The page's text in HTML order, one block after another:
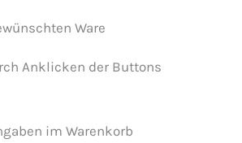
Ware
Anklicken der Buttons
im Warenkorb